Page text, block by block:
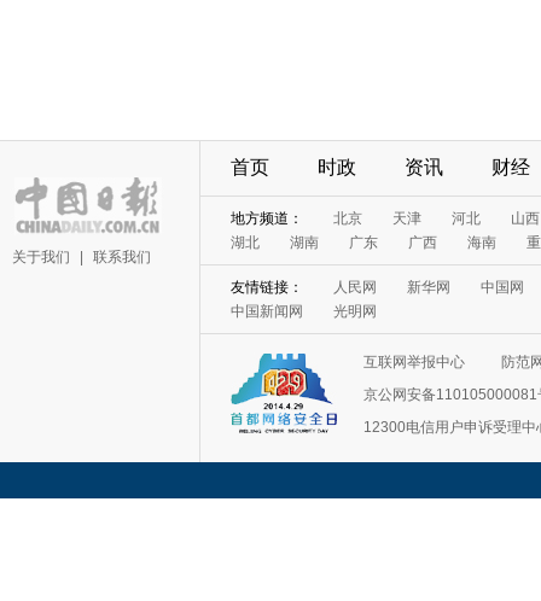
关于我们 联系我们
首页 时政 资讯 财经
地方频道： 北京 天津 河北
山西
湖北
湖南 广东 广西 海南
友情链接： 人民网 新华网
中国网
中国新闻网
光明网
互联网举报中心
防范
京公网安备110105000081
12300电信用户申诉受理中